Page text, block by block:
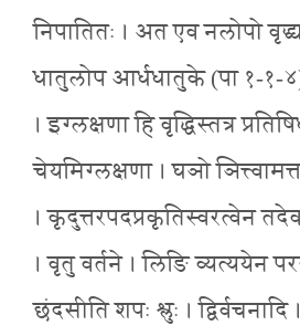
निपातितः । अत एव नलोपो
धातुलोप आर्धधातुके (पा १-१-४)
। इग्लक्षणा हि वृद्धिस्तत्र
चेयमिग्लक्षणा । घञो
। कृदुत्तरपदप्रकृतिस्वरत्वेन
। वृतु वर्तने । लिङि व्यत्ययेन
छंदसीति शपः श्लुः ।